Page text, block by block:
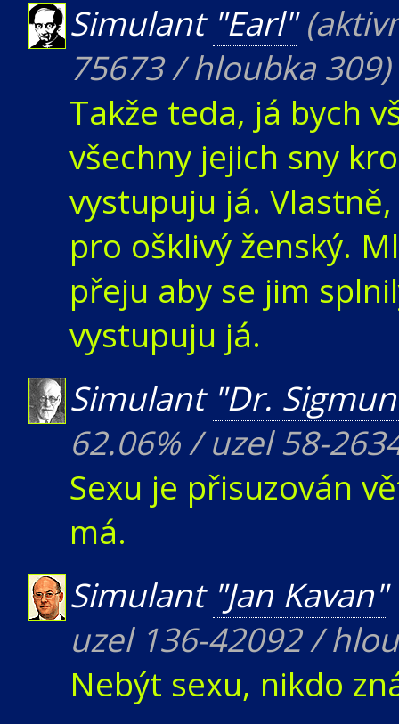
Simulant "Earl"
75673 / hloubka 309)
Takže teda, já bych
všechny jejich sny
vystupuju já.
pro ošklivý ženský.
přeju aby se jim
vystupuju já.
Simulant "Dr.
62.06% / uzel 58-
Sexu je přisuzován
má.
Simulant "Jan Kavan"
uzel 136-42092 /
Nebýt sexu, nikdo